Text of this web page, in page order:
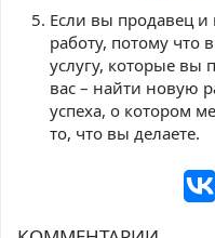
Если вы продавец
работу, потому что
услугу, которые вы
вас – найти новую
успеха, о котором
то, что вы делаете.